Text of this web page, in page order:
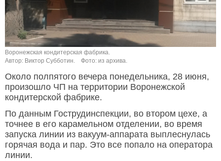
Воронежская кондитерская фабрика.
Автор: Виктор Субботин.
Фото: из архива.
Около полпятого вечера понедельника, 28 июня,
произошло ЧП на территории Воронежской
кондитерской фабрике.
По данным Гострудинспекции, во втором цехе, а
точнее в его карамельном отделении, во время
запуска линии из вакуум-аппарата выплеснулась
горячая вода и пар. Это все попало на оператора
линии.